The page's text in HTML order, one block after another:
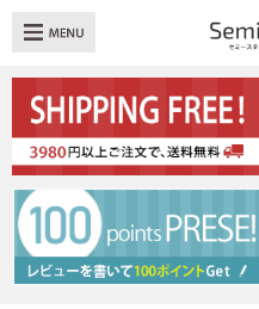
：透明扉 引き出し LED
へ戻る
品一覧